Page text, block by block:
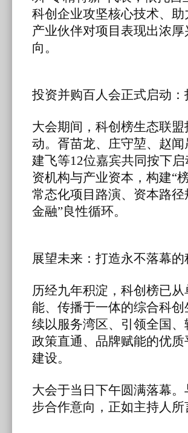
科创企业攻坚核心技术、
产业伙伴对项目表现出浓
向。
投资并购百人会正式启动
大会期间，科创榜生态联
动。胥苗龙、庄守堃、赵
建飞等12位嘉宾共同按下
资机构与产业资本，构建“
常态化项目路演、资本路
金融”良性循环。
展望未来：打造永不落幕
历经九年积淀，科创榜已
能、传播于一体的综合科创
续以服务湾区、引领全国
政策直通、品牌赋能的优
建设。
大会于当日下午圆满落幕
步合作意向，正如主持人